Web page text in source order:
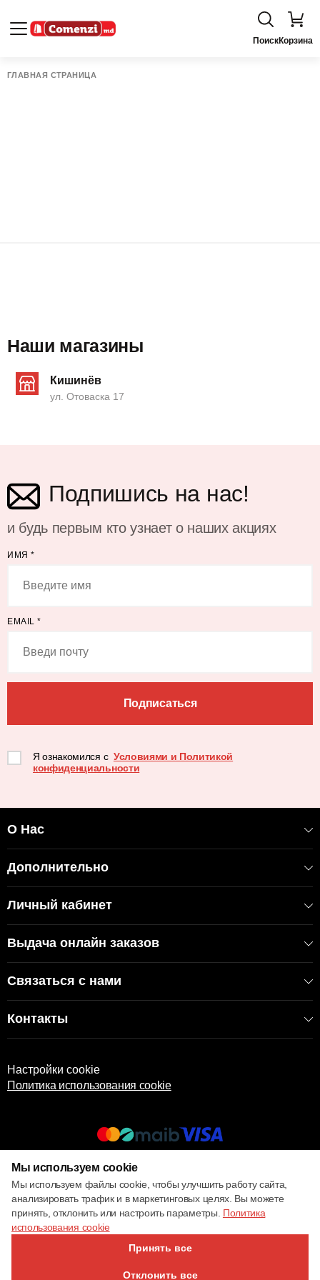
ПоискКорзина
ГЛАВНАЯ СТРАНИЦА
Наши магазины
Кишинёв
ул. Отоваска 17
Подпишись на нас!
и будь первым кто узнает о наших акциях
ИМЯ *
EMAIL *
Подписаться
Я ознакомился с Условиями и Политикой
конфиденциальности
О Нас
Дополнительно
Личный кабинет
Выдача онлайн заказов
Связаться с нами
Контакты
Настройки cookie
Политика использования cookie
© 2017 – 2026 ECOM
Мы используем cookie
Мы используем файлы cookie, чтобы улучшить работу сайта,
анализировать трафик и в маркетинговых целях. Вы можете
принять, отклонить или настроить параметры. Политика
использования cookie
Принять все
Отклонить все